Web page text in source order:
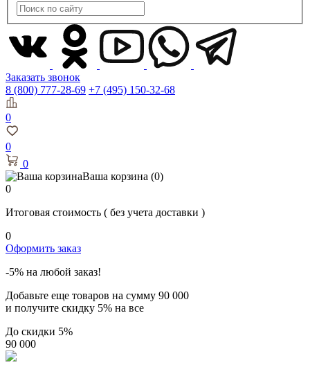
Заказать звонок
8 (800) 777-28-69 +7 (495) 150-32-68
0
0
0
Ваша корзина (0)
0
Итоговая стоимость ( без учета доставки )
0
Оформить заказ
-5% на любой заказ!
Добавьте еще товаров на сумму 90 000
и получите скидку 5% на все
До скидки 5%
90 000